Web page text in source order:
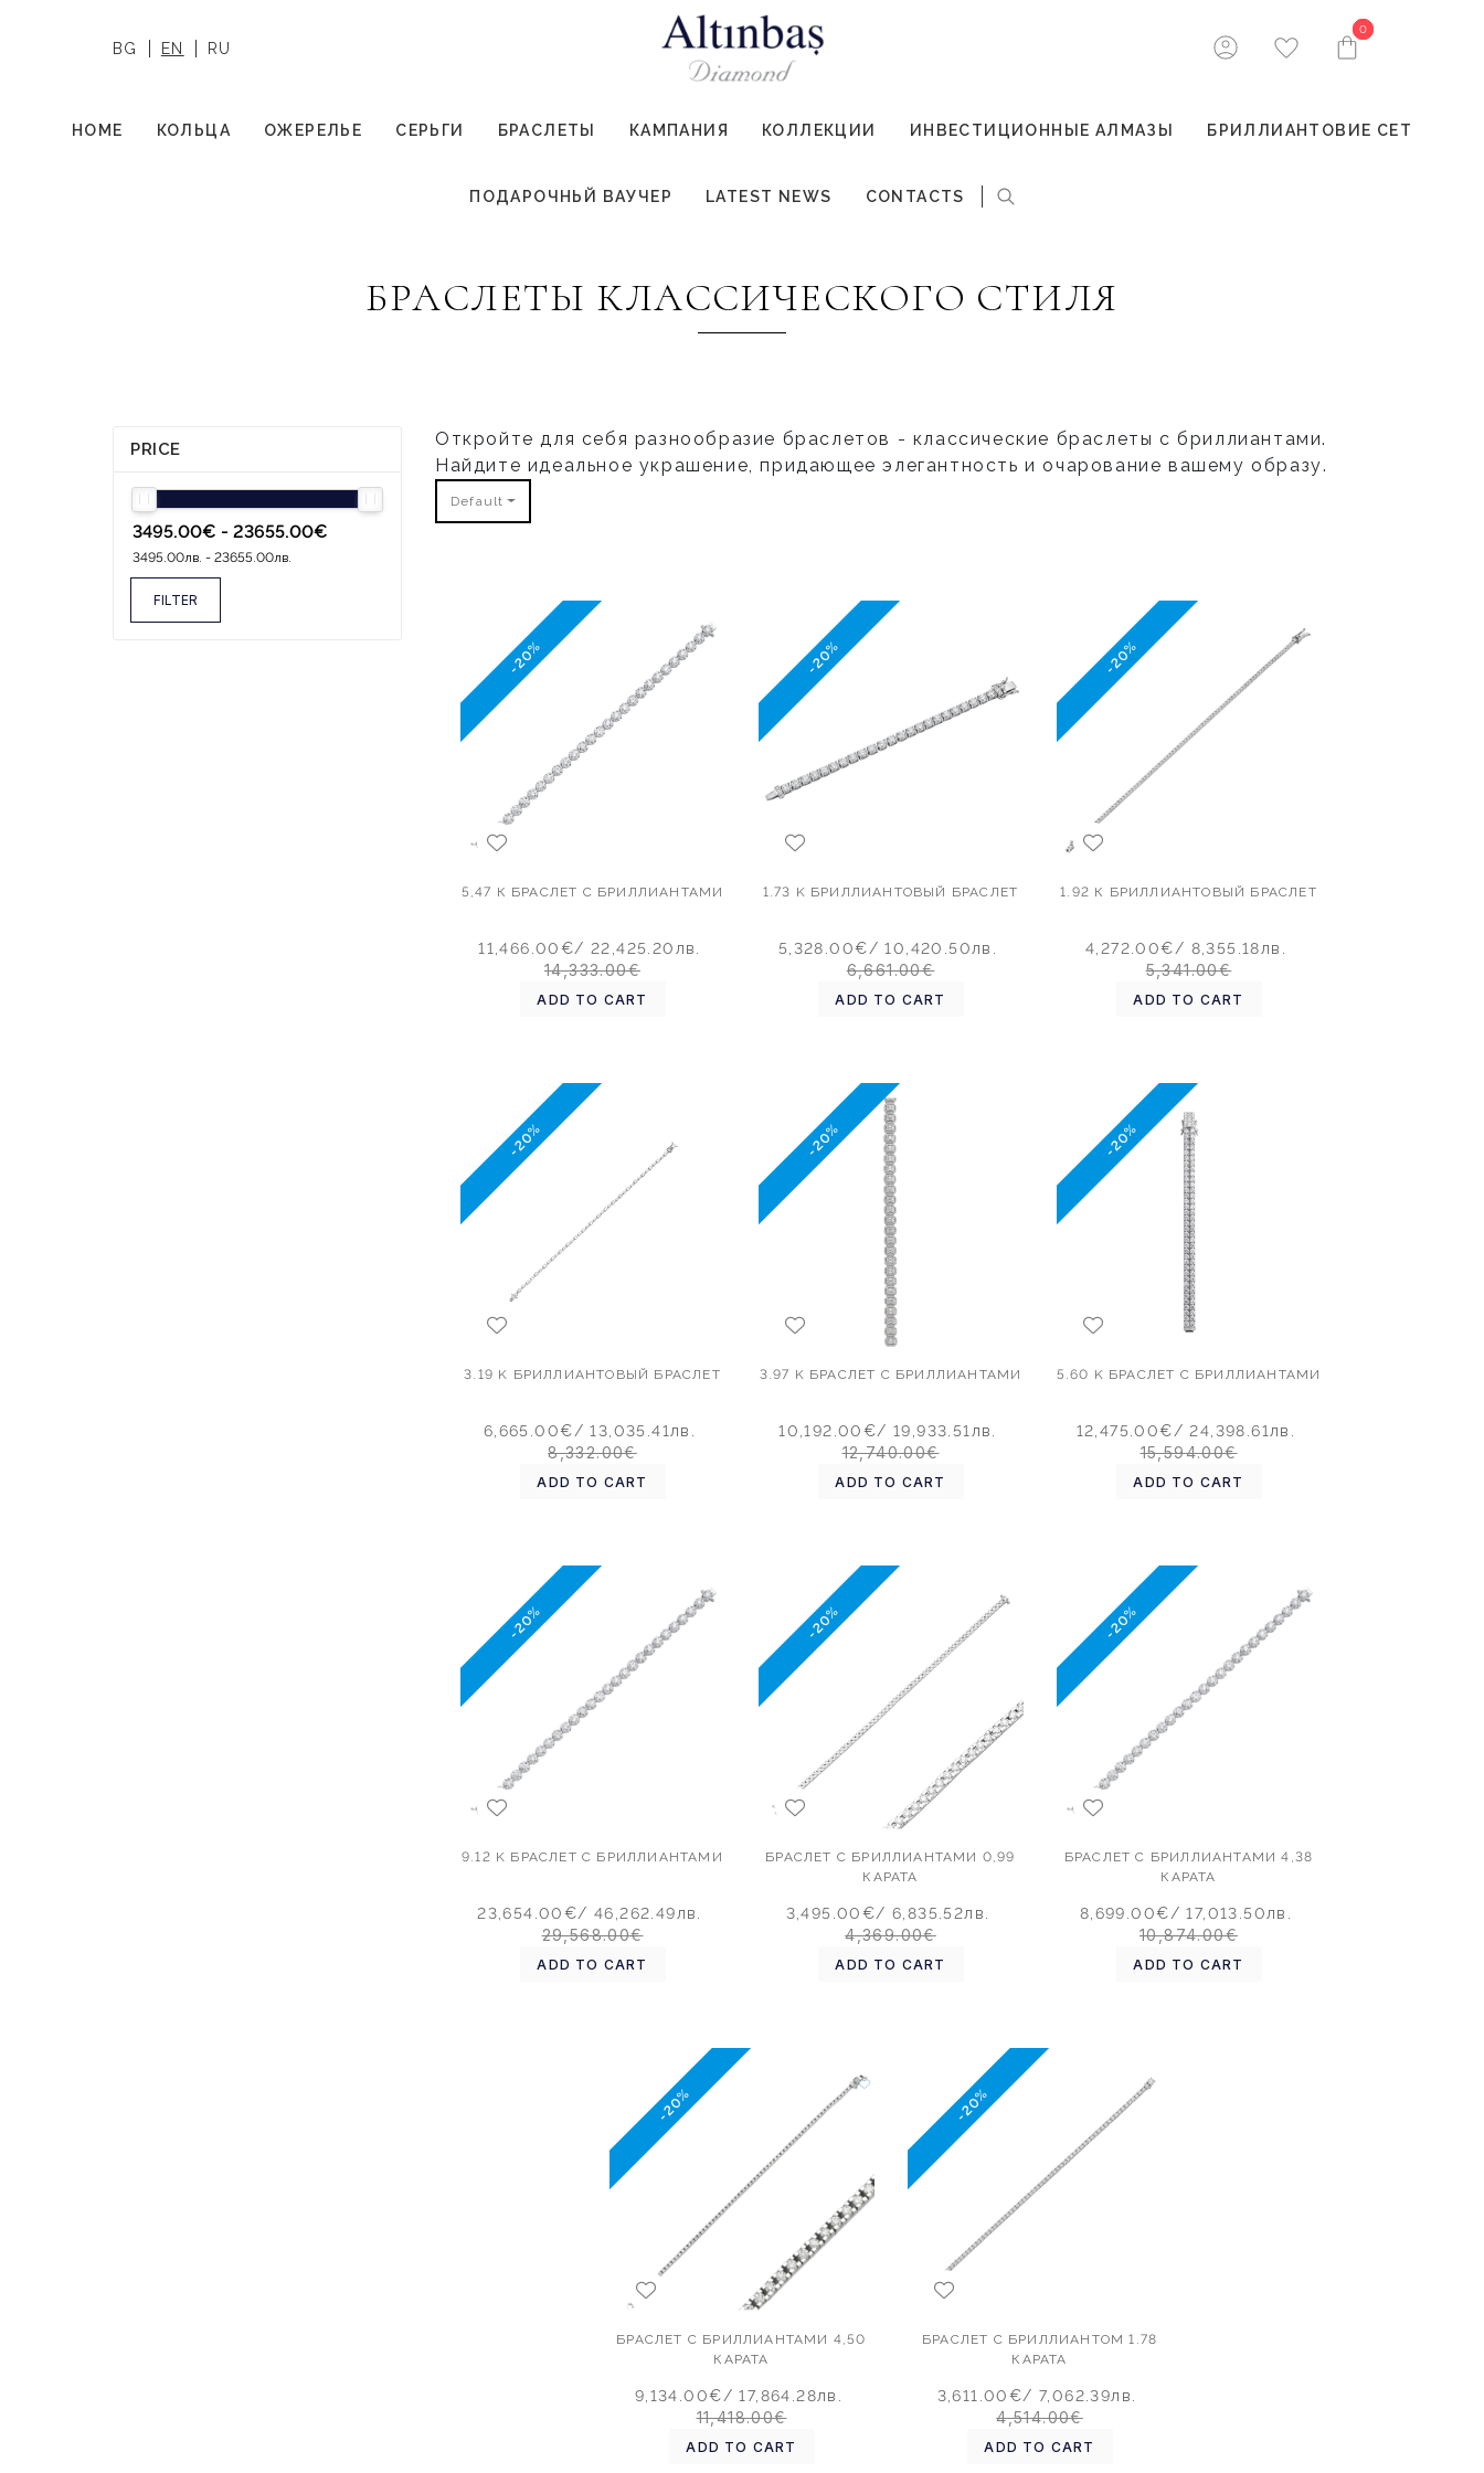
BG EN RU
0
0
HOME КОЛЬЦА ОЖЕРЕЛЬЕ СЕРЬГИ БРАСЛЕТЫ КАМПАНИЯ КОЛЛЕКЦИИ ИНВЕСТИЦИОННЫЕ АЛМАЗЫ БРИЛЛИАНТОВИЕ СЕТ
ПОДАРОЧНЬЙ ВАУЧЕР LATEST NEWS CONTACTS
БРАСЛЕТЫ КЛАССИЧЕСКОГО СТИЛЯ
PRICE
FILTER
Откройте для себя разнообразие браслетов - классические браслеты с бриллиантами.
Найдите идеальное украшение, придающее элегантность и очарование вашему образу.
Default
-20%
5,47 К БРАСЛЕТ С БРИЛЛИАНТАМИ
11,466.00€/ 22,425.20лв.
14,333.00€
ADD TO CART
-20%
1.73 K БРИЛЛИАНТОВЫЙ БРАСЛЕТ
5,328.00€/ 10,420.50лв.
6,661.00€
ADD TO CART
-20%
1.92 К БРИЛЛИАНТОВЫЙ БРАСЛЕТ
4,272.00€/ 8,355.18лв.
5,341.00€
ADD TO CART
-20%
3.19 K БРИЛЛИАНТОВЫЙ БРАСЛЕТ
6,665.00€/ 13,035.41лв.
8,332.00€
ADD TO CART
-20%
3.97 K БРАСЛЕТ С БРИЛЛИАНТАМИ
10,192.00€/ 19,933.51лв.
12,740.00€
ADD TO CART
-20%
5.60 K БРАСЛЕТ С БРИЛЛИАНТАМИ
12,475.00€/ 24,398.61лв.
15,594.00€
ADD TO CART
-20%
9.12 K БРАСЛЕТ С БРИЛЛИАНТАМИ
23,654.00€/ 46,262.49лв.
29,568.00€
ADD TO CART
-20%
БРАСЛЕТ С БРИЛЛИАНТАМИ 0,99
КАРАТА
3,495.00€/ 6,835.52лв.
4,369.00€
ADD TO CART
-20%
БРАСЛЕТ С БРИЛЛИАНТАМИ 4,38
КАРАТА
8,699.00€/ 17,013.50лв.
10,874.00€
ADD TO CART
-20%
БРАСЛЕТ С БРИЛЛИАНТАМИ 4,50
КАРАТА
9,134.00€/ 17,864.28лв.
11,418.00€
ADD TO CART
-20%
БРАСЛЕТ С БРИЛЛИАНТОМ 1.78
КАРАТА
3,611.00€/ 7,062.39лв.
4,514.00€
ADD TO CART